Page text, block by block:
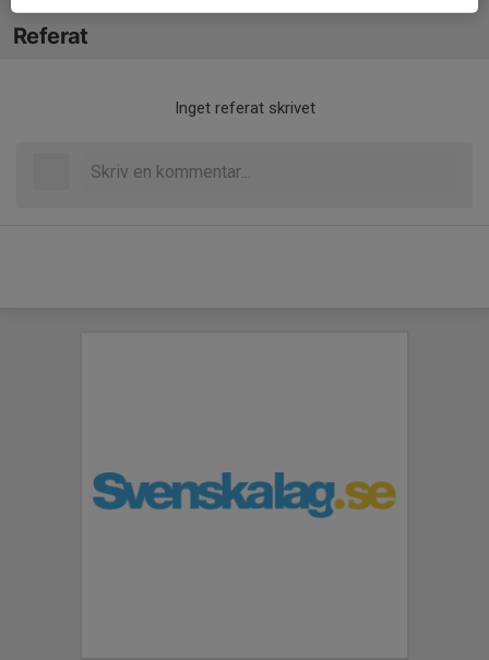
Referat
Inget referat skrivet